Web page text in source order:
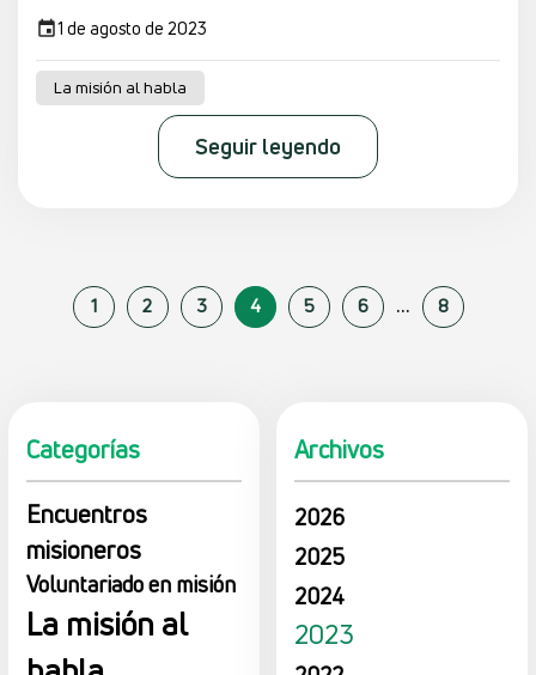
1 de agosto de 2023
La misión al habla
Seguir leyendo
1 2 3 4 5 6 ... 8
Categorías
Encuentros
misioneros
Voluntariado en misión
La misión al
Archivos
2026
2025
2024
2023